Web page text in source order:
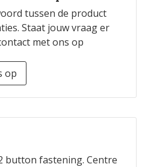
tussen de product
Staat jouw vraag er
met ons op
op
button fastening. Centre